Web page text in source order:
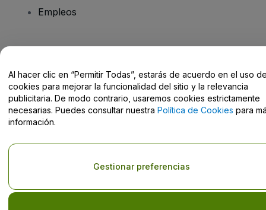
Empleos
Centro de Ayuda / Contacto
El uso de este sitio web constituye la aceptación de los
Política de Privacidad, de laPolítica de Cookies
No compartir mi información personal ni tus opciones de
Al hacer clic en “Permitir Todas”, estarás de acuerdo en el uso
cookies para mejorar la funcionalidad del sitio y la relevancia
publicitaria. De modo contrario, usaremos cookies estrictamente
necesarias. Puedes consultar nuestra Política de Cookies para
información.
Gestionar preferencias